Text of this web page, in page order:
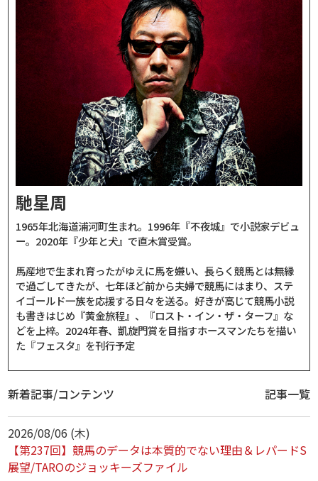
馳星周
1965年北海道浦河町生まれ。1996年『不夜城』で小説家デビュ
ー。2020年『少年と犬』で直木賞受賞。
馬産地で生まれ育ったがゆえに馬を嫌い、長らく競馬とは無縁
で過ごしてきたが、七年ほど前から夫婦で競馬にはまり、ステ
イゴールド一族を応援する日々を送る。好きが高じて競馬小説
も書きはじめ『黄金旅程』、『ロスト・イン・ザ・ターフ』な
どを上梓。2024年春、凱旋門賞を目指すホースマンたちを描い
た『フェスタ』を刊行予定
新着記事/コンテンツ 記事一覧
2026/08/06 (木)
【第237回】競馬のデータは本質的でない理由＆レパードS
展望/TAROのジョッキーズファイル